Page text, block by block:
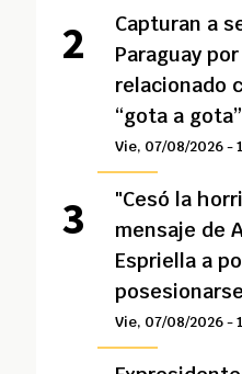
Capturan a
Paraguay
relacionado
“gota a gota”
Vie, 07/08/2026 -
"Cesó la
mensaje de
Espriella a
Vie, 07/08/2026 -